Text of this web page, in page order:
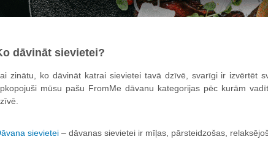
dāvināt sievietei?
zinātu, ko dāvināt katrai sievietei tavā dzīvē, svarīgi ir izvērtēt
mūsu pašu FromMe dāvanu kategorijas pēc kurām
sievietei – dāvanas sievietei ir mīļas, pārsteidzošas,